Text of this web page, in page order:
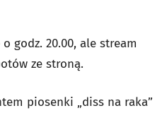
godz. 20.00, ale stream
ze stroną.
piosenki „diss na raka”